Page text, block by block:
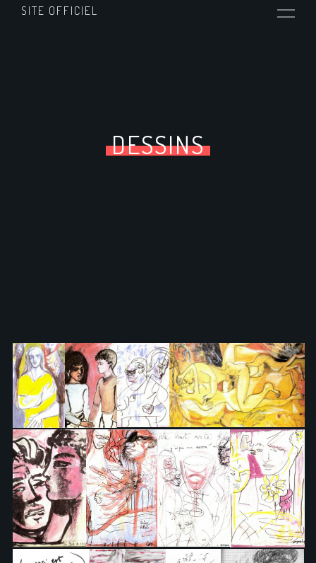
SITE OFFICIEL
DESSINS